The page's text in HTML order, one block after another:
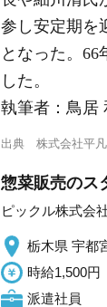
参し安定期を
となった。
した。
執筆者： 鳥居
出典 株式会社平
惣菜販売のス
ピックル株式会
栃木県 宇都
時給1,500円
派遣社員